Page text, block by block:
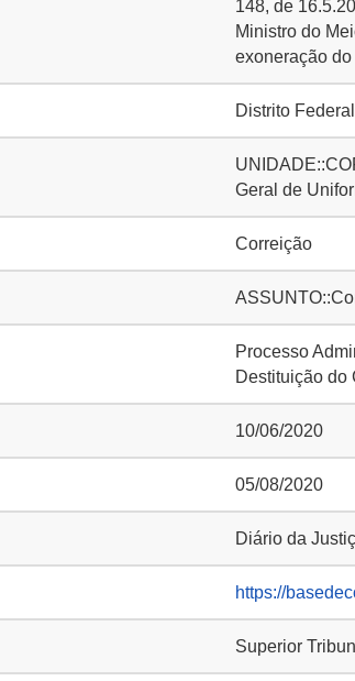
148, de
Ministro do
exoneração
Distrito
Geral de
Correição
Processo
Destituição do
10/06/2020
05/08/2020
Diário da
https://
Superior